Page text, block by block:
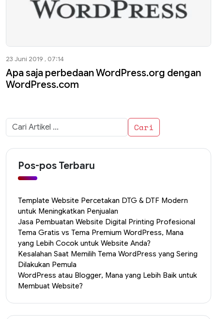
23 Juni 2019 , 07:14
Apa saja perbedaan WordPress.org dengan
WordPress.com
Cari
untuk:
Pos-pos Terbaru
Template Website Percetakan DTG & DTF Modern
untuk Meningkatkan Penjualan
Jasa Pembuatan Website Digital Printing Profesional
Tema Gratis vs Tema Premium WordPress, Mana
yang Lebih Cocok untuk Website Anda?
Kesalahan Saat Memilih Tema WordPress yang Sering
Dilakukan Pemula
WordPress atau Blogger, Mana yang Lebih Baik untuk
Membuat Website?